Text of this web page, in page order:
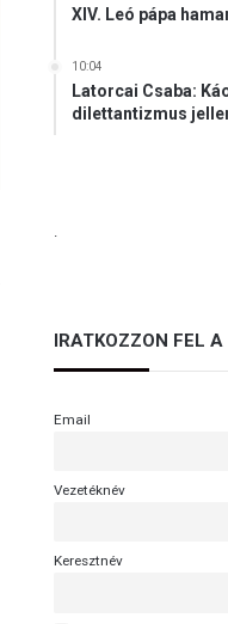
XIV. Leó pápa
10:04
Latorcai Csaba:
dilettantizmus
.
IRATKOZZON FEL A
Email
Vezetéknév
Keresztnév